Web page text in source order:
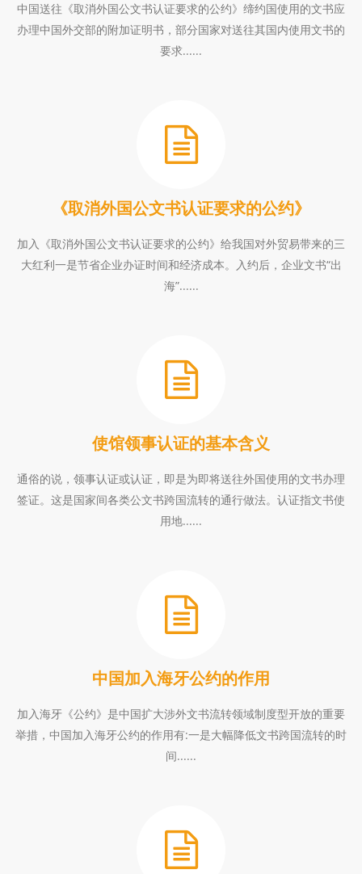
中国送往《取消外国公文书认证要求的公约》缔约国使用的文书应
办理中国外交部的附加证明书，部分国家对送往其国内使用文书的
要求......
《取消外国公文书认证要求的公约》
加入《取消外国公文书认证要求的公约》给我国对外贸易带来的三
大红利一是节省企业办证时间和经济成本。入约后，企业文书“出
海”......
使馆领事认证的基本含义
通俗的说，领事认证或认证，即是为即将送往外国使用的文书办理
签证。这是国家间各类公文书跨国流转的通行做法。认证指文书使
用地......
中国加入海牙公约的作用
加入海牙《公约》是中国扩大涉外文书流转领域制度型开放的重要
举措，中国加入海牙公约的作用有:一是大幅降低文书跨国流转的时
间......